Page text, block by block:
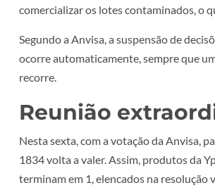
comercializar os lotes contaminados, o
Segundo a Anvisa, a suspensão de
ocorre automaticamente, sempre que
recorre.
Reunião
Nesta sexta, com a votação da Anvisa,
1834 volta a valer. Assim, produtos da
terminam em 1, elencados na resolução